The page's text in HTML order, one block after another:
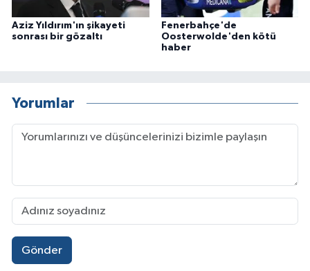
Aziz Yıldırım'ın şikayeti
sonrası bir gözaltı
Fenerbahçe'de
Oosterwolde'den kötü
haber
Yorumlar
Gönder